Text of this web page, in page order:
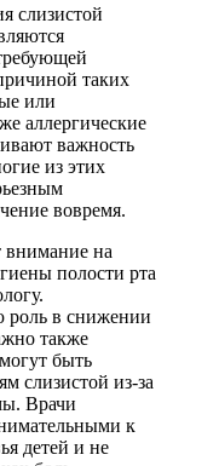
слизистой
таких
или
аллергические
важность
из этих
вовремя.
внимание на
полости рта
роль в снижении
также
быть
слизистой из-за
Врачи
к
детей и не